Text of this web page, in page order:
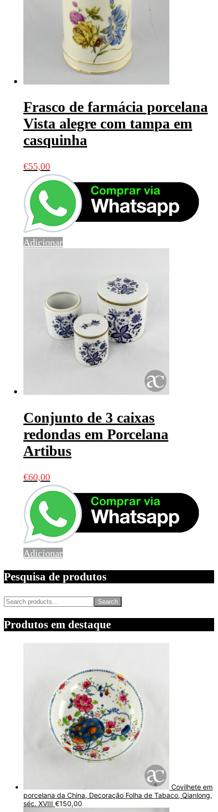
Frasco de farmácia porcelana
Vista alegre com tampa em
casquinha
€55,00
Adicionar
Conjunto de 3 caixas
redondas em Porcelana
Artibus
€60,00
Adicionar
Pesquisa de produtos
Search
Produtos em destaque
Covilhete em
porcelana da China, Decoração Folha de Tabaco, Qianlong,
séc. XVIII €150,00